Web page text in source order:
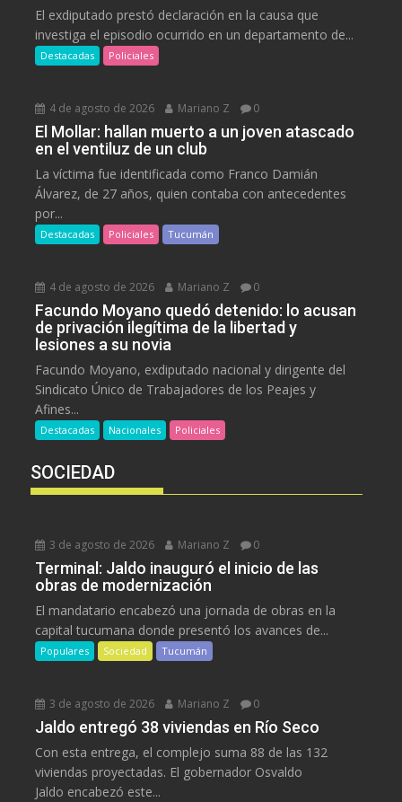
El exdiputado prestó declaración en la causa que
investiga el episodio ocurrido en un departamento de...
Destacadas Policiales
4 de agosto de 2026 Mariano Z 0
El Mollar: hallan muerto a un joven atascado
en el ventiluz de un club
La víctima fue identificada como Franco Damián
Álvarez, de 27 años, quien contaba con antecedentes
por...
Destacadas Policiales Tucumán
4 de agosto de 2026 Mariano Z 0
Facundo Moyano quedó detenido: lo acusan
de privación ilegítima de la libertad y
lesiones a su novia
Facundo Moyano, exdiputado nacional y dirigente del
Sindicato Único de Trabajadores de los Peajes y
Afines...
Destacadas Nacionales Policiales
SOCIEDAD
3 de agosto de 2026 Mariano Z 0
Terminal: Jaldo inauguró el inicio de las
obras de modernización
El mandatario encabezó una jornada de obras en la
capital tucumana donde presentó los avances de...
Populares Sociedad Tucumán
3 de agosto de 2026 Mariano Z 0
Jaldo entregó 38 viviendas en Río Seco
Con esta entrega, el complejo suma 88 de las 132
viviendas proyectadas. El gobernador Osvaldo
Jaldo encabezó este...